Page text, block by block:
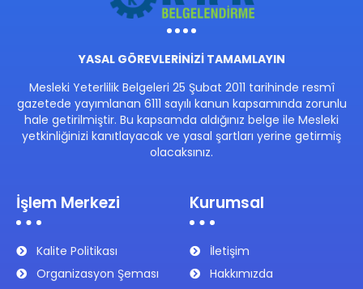
YASAL GÖREVLERİNİZİ TAMAMLAYIN
Mesleki Yeterlilik Belgeleri 25 Şubat 2011 tarihinde resmî
gazetede yayımlanan 6111 sayılı kanun kapsamında zorunlu
hale getirilmiştir. Bu kapsamda aldığınız belge ile Mesleki
yetkinliğinizi kanıtlayacak ve yasal şartları yerine getirmiş
olacaksınız.
İşlem Merkezi
Kalite Politikası
Organizasyon Şeması
Kurumsal
İletişim
Hakkımızda